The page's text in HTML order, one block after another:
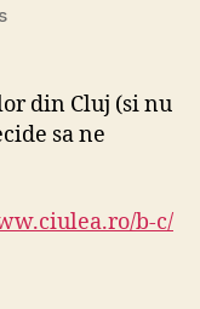
on
Cluj
din Cluj (si nu
sa ne
b-c/